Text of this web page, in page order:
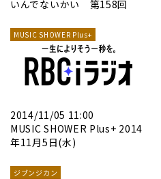
いんでないかい 第158回
MUSIC SHOWER Plus+
2014/11/05 11:00
MUSIC SHOWER Plus+ 2014
年11月5日(水)
ジブンジカン